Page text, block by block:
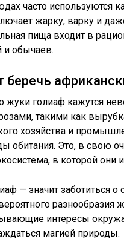
часто используются
жарку, варку и
пища входит в
и обычаев.
беречь
жуки голиаф кажутся
такими как
хозяйства и
обитания. Это, в свою
в которой они
— значит заботиться
интересы
магией природы.